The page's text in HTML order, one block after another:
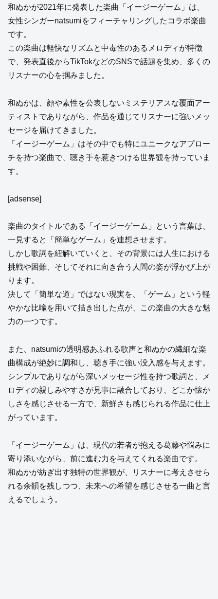
和ぬかが2021年に発表した楽曲「イージーゲーム」は、
女性シンガーnatsumiをフィーチャリングしたコラボ楽曲
です。
この楽曲は軽快なリズムと中毒性のあるメロディが特徴
で、発表直後からTikTokなどのSNSで話題を集め、多くの
リスナーの心を掴みました。
和ぬかは、顔や素性を公表しないミステリアスな覆面アー
ティストでありながら、作品を通じてリスナーに強いメッ
セージを届けてきました。
「イージーゲーム」はその中でも特にユニークなアプロー
チを持つ楽曲で、聴き手を惹きつける世界観を持っていま
す。
[adsense]
楽曲のタイトルである「イージーゲーム」という言葉は、
一見すると「簡単なゲーム」を連想させます。
しかし歌詞を紐解いていくと、その背景には人生における
挑戦や困難、そしてそれに向き合う人間の姿が浮かび上が
ります。
決して「簡単な道」ではない現実を、「ゲーム」という軽
やかな比喩を用いて描き出した点が、この楽曲の大きな魅
力の一つです。
また、natsumiの透明感あふれる歌声と和ぬかの繊細な楽
曲構成が絶妙に調和し、聴き手に強い没入感を与えます。
シンプルでありながら深いメッセージ性を持つ歌詞と、メ
ロディの親しみやすさが見事に融合しており、どこか懐か
しさを感じさせる一方で、新鮮さも感じられる作品に仕上
がっています。
「イージーゲーム」は、現代の若者が抱える葛藤や悩みに
寄り添いながら、前に進む力を与えてくれる楽曲です。
和ぬかが紡ぎ出す独特の世界観が、リスナーに考えさせら
れる余韻を残しつつ、未来への希望を感じさせる一曲と言
えるでしょう。